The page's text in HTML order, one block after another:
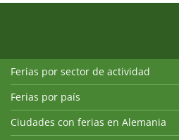
Ferias por sector de actividad
Ferias por país
Ciudades con ferias en Alemania